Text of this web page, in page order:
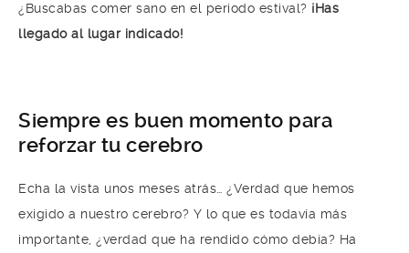
¿Buscabas comer sano en el periodo estival? ¡Has
llegado al lugar indicado!
Siempre es buen momento para
reforzar tu cerebro
Echa la vista unos meses atrás… ¿Verdad que hemos
exigido a nuestro cerebro? Y lo que es todavía más
importante, ¿verdad que ha rendido cómo debía? Ha